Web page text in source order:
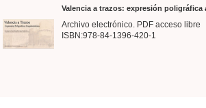
Valencia a trazos: expresión poligráfica
Archivo electrónico. PDF acceso libre
ISBN:978-84-1396-420-1